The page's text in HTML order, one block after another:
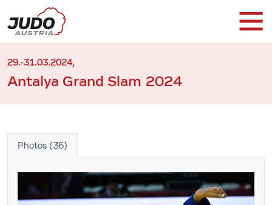
29.-31.03.2024,
Antalya Grand Slam 2024
Photos (36)